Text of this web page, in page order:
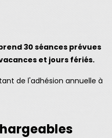
30 séances prévues
et jours fériés.
de l'adhésion annuelle à